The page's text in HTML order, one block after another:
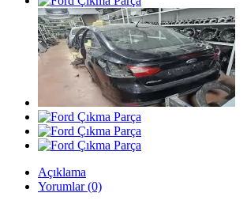
Açıklama
Yorumlar (0)